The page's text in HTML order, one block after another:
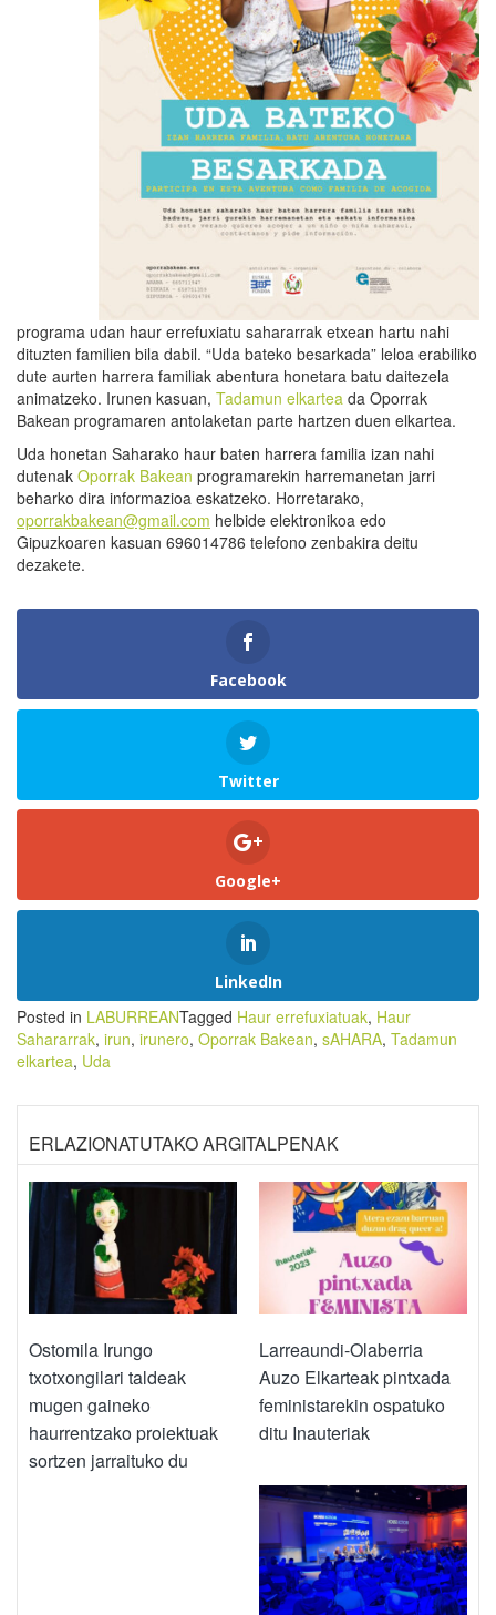
programa udan haur errefuxiatu sahararrak etxean hartu nahi
dituzten familien bila dabil. “Uda bateko besarkada” leloa erabiliko
dute aurten harrera familiak abentura honetara batu daitezela
animatzeko. Irunen kasuan, Tadamun elkartea da Oporrak
Bakean programaren antolaketan parte hartzen duen elkartea.
Uda honetan Saharako haur baten harrera familia izan nahi
dutenak Oporrak Bakean programarekin harremanetan jarri
beharko dira informazioa eskatzeko. Horretarako,
oporrakbakean@gmail.com helbide elektronikoa edo
Gipuzkoaren kasuan 696014786 telefono zenbakira deitu
dezakete.
Facebook
Twitter
Google+
LinkedIn
Posted in LABURREANTagged Haur errefuxiatuak, Haur
Sahararrak, irun, irunero, Oporrak Bakean, sAHARA, Tadamun
elkartea, Uda
ERLAZIONATUTAKO ARGITALPENAK
Ostomila Irungo
txotxongilari taldeak
mugen gaineko
haurrentzako proiektuak
sortzen jarraituko du
Larreaundi-Olaberria
Auzo Elkarteak pintxada
feministarekin ospatuko
ditu Inauteriak